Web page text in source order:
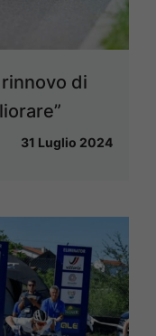
rinnovo di
31 Luglio 2024